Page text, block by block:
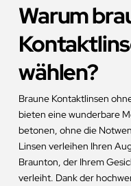
Warum
wählen?
Braune Kontaktlinsen
bieten eine wunderbare
betonen, ohne die
Linsen verleihen Ihren
Braunton, der Ihrem
verleiht. Dank der